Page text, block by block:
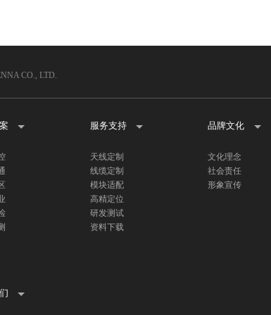
CO., LTD.
服务支持
天线定制
线缆定制
模块适配
高精定位
研发测试
资料下载
品牌文化
文化理念
社会责任
形象宣传